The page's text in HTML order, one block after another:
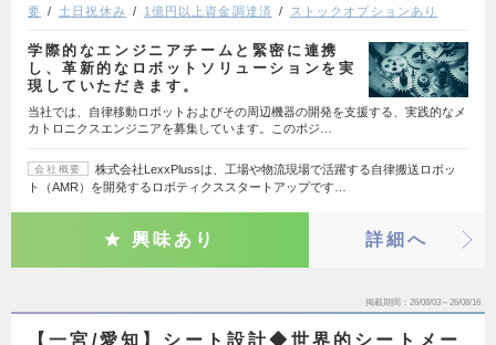
要
土日祝休み 1億円以上資金調達済 ストックオプションあり
学際的なエンジニアチームと緊密に連携
し、革新的なロボットソリューションを実
現していただきます。
当社では、自律移動ロボットおよびその周辺機器の開発を支援する、実践的なメ
カトロニクスエンジニアを募集しています。このポジ…
会社概要
株式会社LexxPlussは、工場や物流現場で活躍する自律搬送ロボッ
ト（AMR）を開発するロボティクススタートアップです…
興味あり 詳細へ
掲載期間 26/08/03～26/08/16
【一宮/愛知】シート設計◆世界的シートメー